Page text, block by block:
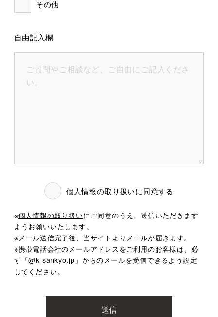
その他
自由記入欄
個人情報の取り扱いに同意する
※個人情報の取り扱いにご同意のうえ、送信いただきます
ようお願いいたします。
※メール送信完了後、当サイトよりメールが届きます。
※携帯電話会社のメールアドレスをご利用のお客様は、 必
ず「@k-sankyo.jp」からのメールを受信できるよう設定
してください。